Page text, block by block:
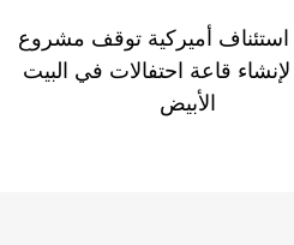
أميركية توقف مشروع
قاعة احتفالات في البيت
الأبيض